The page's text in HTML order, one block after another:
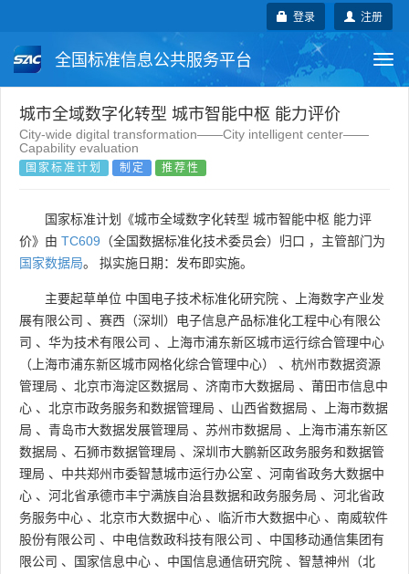
注册
登录
全国标准信息公共服务平台
国家标准 行业标准 地方标准
团体标准
城市全域数字化转型 城市智能中枢 能力评价
City-wide digital transformation——City intelligent center——
Capability evaluation
国家标准计划 制定 推荐性
国家标准计划《城市全域数字化转型 城市智能中枢 能力评
价》由 TC609 （全国数据标准化技术委员会）归口 ，主管部门为
国家数据局。 拟实施日期：发布即实施。
主要起草单位 中国电子技术标准化研究院 、
上海数字产业发
展有限公司 、 赛西（深圳）电子信息产品标准化工程中心有限公
司 、 华为技术有限公司 、
上海市浦东新区城市运行综合管理中心
（上海市浦东新区城市网格化综合管理中心）
、 杭州市数据资源
管理局 、 北京市海淀区数据局 、 济南市大数据局 、 莆田市信息中
心 、 北京市政务服务和数据管理局 、 山西省数据局 、
上海市数据
局 、 青岛市大数据发展管理局 、 苏州市数据局 、
上海市浦东新区
数据局 、 石狮市数据管理局 、 深圳市大鹏新区政务服务和数据管
理局 、 中共郑州市委智慧城市运行办公室 、 河南省政务大数据中
心 、 河北省承德市丰宁满族自治县数据和政务服务局 、 河北省政
务服务中心 、 北京市大数据中心 、 临沂市大数据中心 、 南威软件
股份有限公司 、 中电信数政科技有限公司 、 中国移动通信集团有
限公司 、 国家信息中心 、 中国信息通信研究院 、 智慧神州（北